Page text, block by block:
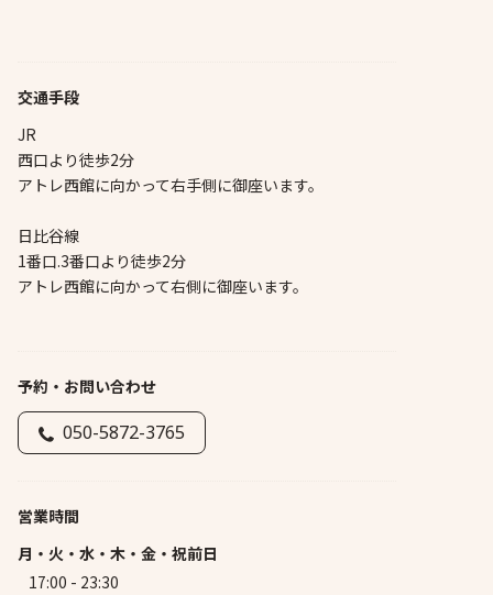
交通手段
JR
西口より徒歩2分
アトレ西館に向かって右手側に御座います。
日比谷線
1番口.3番口より徒歩2分
アトレ西館に向かって右側に御座います。
予約・お問い合わせ
050-5872-3765
営業時間
月・火・水・木・金・祝前日
17:00 - 23:30